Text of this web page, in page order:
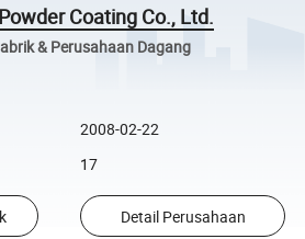
Coating Co., Ltd.
& Perusahaan Dagang
2008-02-22
17
Detail Perusahaan